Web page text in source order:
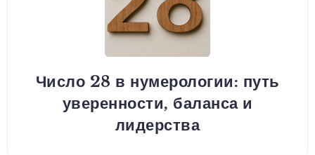
Число 28 в нумерологии: путь
уверенности, баланса и
лидерства